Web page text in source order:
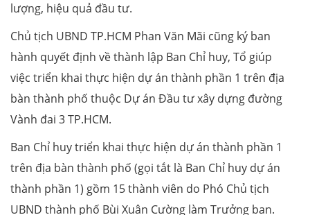
lượng, hiệu quả đầu tư.
Chủ tịch UBND TP.HCM Phan Văn Mãi cũng ký ban
hành quyết định về thành lập Ban Chỉ huy, Tổ giúp
việc triển khai thực hiện dự án thành phần 1 trên địa
bàn thành phố thuộc Dự án Đầu tư xây dựng đường
Vành đai 3 TP.HCM.
Ban Chỉ huy triển khai thực hiện dự án thành phần 1
trên địa bàn thành phố (gọi tắt là Ban Chỉ huy dự án
thành phần 1) gồm 15 thành viên do Phó Chủ tịch
UBND thành phố Bùi Xuân Cường làm Trưởng ban.